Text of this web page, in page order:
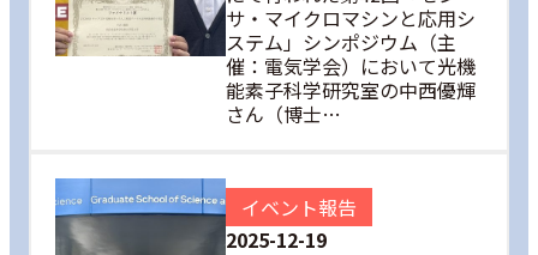
サ・マイクロマシンと応用シ
ステム」シンポジウム（主
催：電気学会）において光機
能素子科学研究室の中西優輝
さん（博士…
イベント報告
2025-12-19